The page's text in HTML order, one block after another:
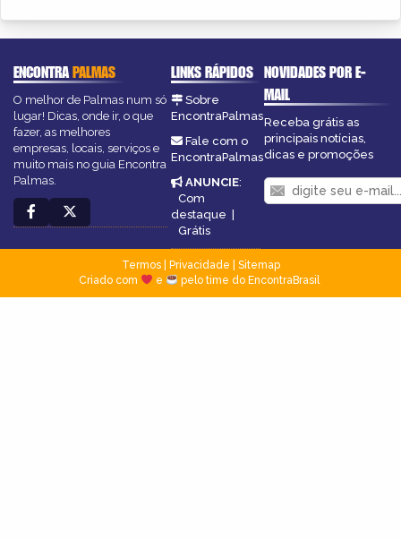
ENCONTRAPALMAS
O melhor de Palmas num só
lugar! Dicas, onde ir, o que
fazer, as melhores
empresas, locais, serviços e
muito mais no guia Encontra
Palmas.
LINKS RÁPIDOS
Sobre
EncontraPalmas
Fale com o
EncontraPalmas
ANUNCIE:
Com
destaque |
Grátis
NOVIDADES POR E-
MAIL
Receba grátis as
principais notícias,
dicas e promoções
Termos| Privacidade
Sitemap
Criado com
e pelo time do EncontraBrasil